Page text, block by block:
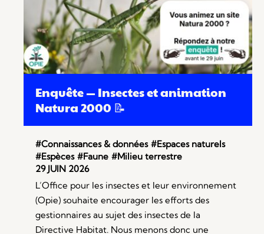
Enquête — Insectes et animation
Natura 2000 📝
#Connaissances & données #Espaces naturels
#Espèces #Faune #Milieu terrestre
29 JUIN 2026
L’Office pour les insectes et leur environnement
(Opie) souhaite encourager les efforts des
gestionnaires au sujet des insectes de la
Directive Habitat. Nous menons donc une